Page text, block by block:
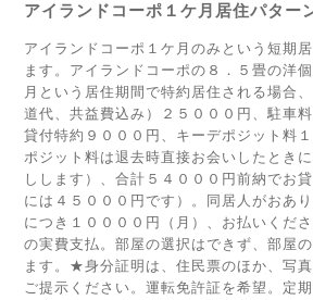
アイランドコーポ１ケ月居住パター
アイランドコーポ１ケ月のみという短期
ます。アイランドコーポの８．５畳の洋
月という居住期間で特約居住される場合
道代、共益費込み）２５０００円、駐車
貸付特約９０００円、キーデポジット料
ポジット料は退去時直接お会いしたとき
しします）、合計５４０００円前納でお
には４５０００円です）。同居人がおあ
につき１００００円（月）、お払いくだ
の実費支払。部屋の選択はできず、部屋
ます。★身分証明は、住民票のほか、写
ご提示ください。運転免許証を希望。定